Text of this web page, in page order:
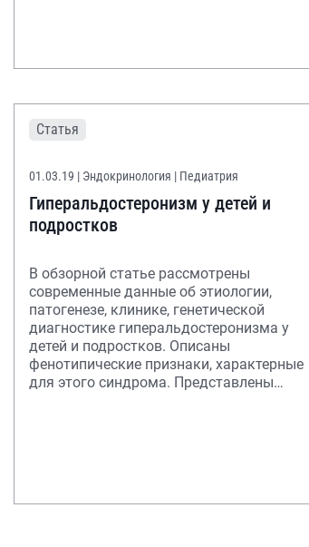
Статья
01.03.19 | Эндокринология | Педиатрия
Гиперальдостеронизм у детей и
подростков
В обзорной статье рассмотрены
современные данные об этиологии,
патогенезе, клинике, генетической
диагностике гиперальдостеронизма у
детей и подростков. Описаны
фенотипические признаки, характерные
для этого синдрома. Представлены